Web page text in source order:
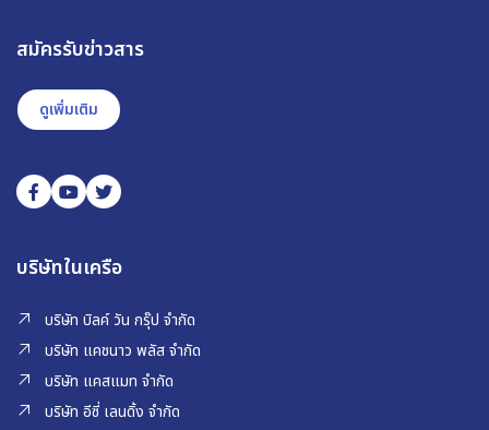
สมัครรับข่าวสาร
ดูเพิ่มเติม
บริษัทในเครือ
บริษัท บิลค์ วัน กรุ๊ป จำกัด
บริษัท แคชนาว พลัส จำกัด
บริษัท แคสแมท จำกัด
บริษัท อีซี่ เลนดิ้ง จำกัด